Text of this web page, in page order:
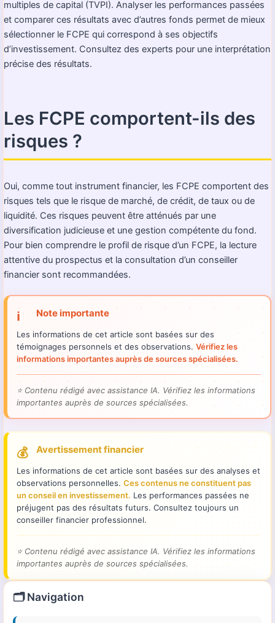
multiples de capital (TVPI). Analyser les performances passées
et comparer ces résultats avec d’autres fonds permet de mieux
sélectionner le FCPE qui correspond à ses objectifs
d’investissement. Consultez des experts pour une interprétation
précise des résultats.
Les FCPE comportent-ils des
risques ?
Oui, comme tout instrument financier, les FCPE comportent des
risques tels que le risque de marché, de crédit, de taux ou de
liquidité. Ces risques peuvent être atténués par une
diversification judicieuse et une gestion compétente du fond.
Pour bien comprendre le profil de risque d’un FCPE, la lecture
attentive du prospectus et la consultation d’un conseiller
financier sont recommandées.
ℹ️ Note importante
Les informations de cet article sont basées sur des
témoignages personnels et des observations. Vérifiez les
informations importantes auprès de sources spécialisées.
⭐ Contenu rédigé avec assistance IA. Vérifiez les informations
importantes auprès de sources spécialisées.
💰 Avertissement financier
Les informations de cet article sont basées sur des analyses et
observations personnelles. Ces contenus ne constituent pas
un conseil en investissement. Les performances passées ne
préjugent pas des résultats futurs. Consultez toujours un
conseiller financier professionnel.
⭐ Contenu rédigé avec assistance IA. Vérifiez les informations
importantes auprès de sources spécialisées.
🗂️ Navigation